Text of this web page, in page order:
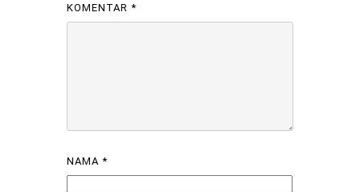
KOMENTAR *
NAMA *